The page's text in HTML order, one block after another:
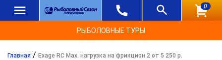
0
РЫБОЛОВНЫЕ ТУРЫ
Главная / Exage RC Max. нагрузка на фрикцион 2 от 5 250 р.